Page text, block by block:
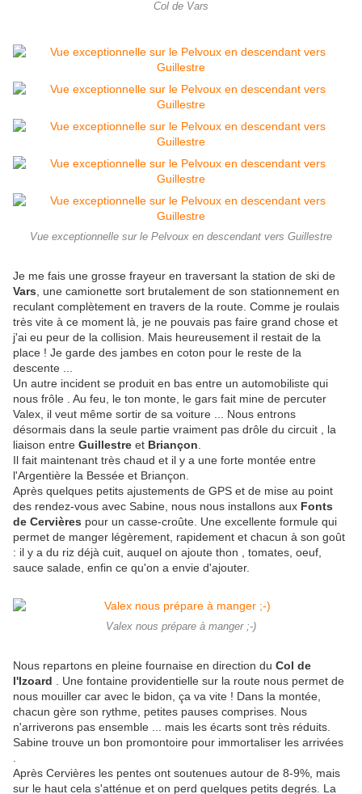
Col de Vars
Vue exceptionnelle sur le Pelvoux en descendant vers Guillestre
Je me fais une grosse frayeur en traversant la station de ski de
Vars , une camionette sort brutalement de son stationnement en
reculant complètement en travers de la route. Comme je roulais
très vite à ce moment là, je ne pouvais pas faire grand chose et
j'ai eu peur de la collision. Mais heureusement il restait de la
place ! Je garde des jambes en coton pour le reste de la
descente ...
Un autre incident se produit en bas entre un automobiliste qui
nous frôle . Au feu, le ton monte, le gars fait mine de percuter
Valex, il veut même sortir de sa voiture ... Nous entrons
désormais dans la seule partie vraiment pas drôle du circuit , la
liaison entre Guillestre et Briançon
Il fait maintenant très chaud et il y a une forte montée entre
l'Argentière la Bessée et Briançon.
Après quelques petits ajustements de GPS et de mise au point
des rendez-vous avec Sabine, nous nous installons aux Fonts
de Cervières pour un casse-croûte. Une excellente formule qui
permet de manger légèrement, rapidement et chacun à son goût
: il y a du riz déjà cuit, auquel on ajoute thon , tomates, oeuf,
sauce salade, enfin ce qu'on a envie d'ajouter.
Valex nous prépare à manger ;-)
Nous repartons en pleine fournaise en direction du Col de
l'Izoard . Une fontaine providentielle sur la route nous permet de
nous mouiller car avec le bidon, ça va vite ! Dans la montée,
chacun gère son rythme, petites pauses comprises. Nous
n'arriverons pas ensemble ... mais les écarts sont très réduits.
Sabine trouve un bon promontoire pour immortaliser les arrivées
Après Cervières les pentes ont soutenues autour de 8-9%, mais
sur le haut cela s'atténue et on perd quelques petits degrés. La